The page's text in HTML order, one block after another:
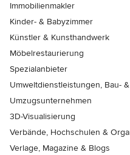
Immobilienmakler
Kinder- & Babyzimmer
Künstler & Kunsthandwerk
Möbelrestaurierung
Spezialanbieter
Umweltdienstleistungen, Bau-
Umzugsunternehmen
3D-Visualisierung
Verbände, Hochschulen &
Verlage, Magazine & Blogs